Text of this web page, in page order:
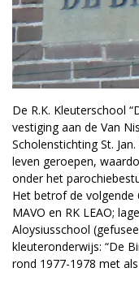
De R.K. Kleuterschool
vestiging aan de Van
Scholenstichting St.
leven geroepen,
onder het
Het betrof de volgende
MAVO en RK LEAO;
Aloysiusschool
kleuteronderwijs: “De
rond 1977-1978 met